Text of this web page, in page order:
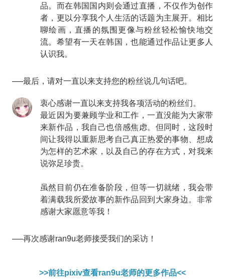
品。而在韩国国内则会通过直播，不仅作为创作
者，更以分享我个人生活的话题为主展开。相比
聊绘画，直播的氛围更像与粉丝轻松愉快地交
流。希望有一天在韩国，也能通过作品让更多人
认识我。
──最后，请对一直以来支持您的粉丝说几句话吧。
衷心感谢一直以来支持我各项活动的粉丝们。
最近因为要兼顾学业和工作，一直没能为大家带
来新作品，我自己也倍感焦虑。但同时，这段时
间让我得以重新思考自己真正热爱的事物、想成
为怎样的艺术家，以及自己的存在方式，对我来
说弥足珍贵。
虽然目前仍在准备阶段，但等一切就绪，我会带
着满载我所爱故事的新作品回到大家身边。非常
感谢大家愿意等我！
──再次感谢ran9u老师接受我们的采访！
>>前往pixiv查看ran9u老师的更多作品<<